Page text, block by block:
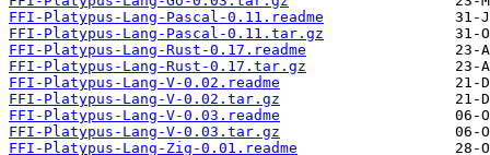
FFI-Platypus-Lang-Pascal-0.11.readme
FFI-Platypus-Lang-Pascal-0.11.tar.gz
FFI-Platypus-Lang-Rust-0.17.readme
FFI-Platypus-Lang-Rust-0.17.tar.gz
FFI-Platypus-Lang-V-0.02.readme
FFI-Platypus-Lang-V-0.02.tar.gz
FFI-Platypus-Lang-V-0.03.readme
FFI-Platypus-Lang-V-0.03.tar.gz
FFI-Platypus-Lang-Zig-0.01.readme